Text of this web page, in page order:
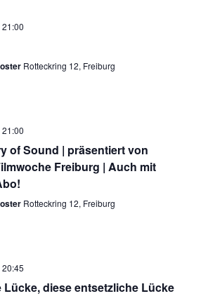
Rotteckring 12, Freiburg
of Sound | präsentiert von
Freiburg | Auch mit
Rotteckring 12, Freiburg
Lücke, diese entsetzliche Lücke